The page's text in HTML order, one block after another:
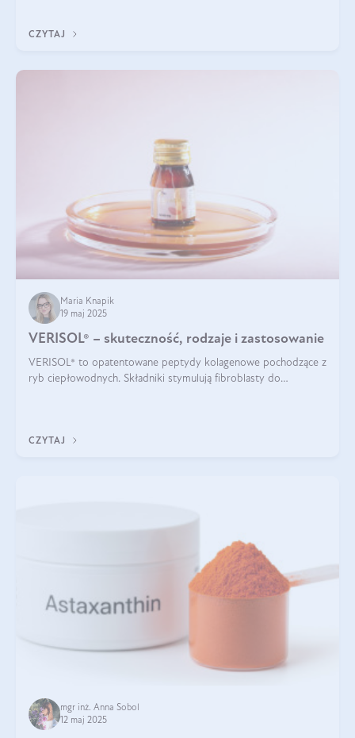
CZYTAJ
Maria Knapik
19 maj 2025
VERISOL® – skuteczność, rodzaje i zastosowanie
VERISOL® to opatentowane peptydy kolagenowe pochodzące z
ryb ciepłowodnych. Składniki stymulują fibroblasty do
CZYTAJ
mgr inż. Anna Sobol
12 maj 2025